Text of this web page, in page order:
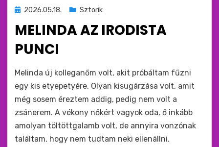
Beküldve
2026.05.18. Sztorik
MELINDA AZ IRODISTA
PUNCI
by monkey
Melinda új kolleganőm volt, akit próbáltam fűzni
egy kis etyepetyére. Olyan kisugárzása volt, amit
még sosem éreztem addig, pedig nem volt a
zsánerem. A vékony nőkért vagyok oda, ő inkább
amolyan töltöttgalamb volt, de annyira vonzónak
találtam, hogy nem tudtam neki ellenállni.